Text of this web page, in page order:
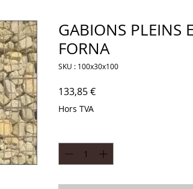
GABIONS PLEINS
FORNA
SKU : 100x30x100
133,85 €Prix
Hors TVA